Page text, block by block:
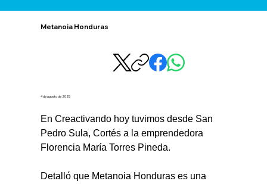
Metanoia Honduras
4 de agosto de 2025
En Creactivando hoy tuvimos desde San
Pedro Sula, Cortés a la emprendedora
Florencia María Torres Pineda.
Detalló que Metanoia Honduras es una